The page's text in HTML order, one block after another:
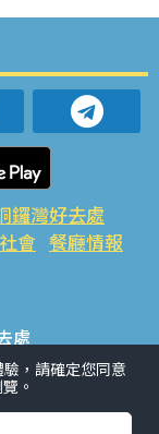
鑼灣好去處
社會 餐廳情報
處
好去處 社會
，請確定您同意
。